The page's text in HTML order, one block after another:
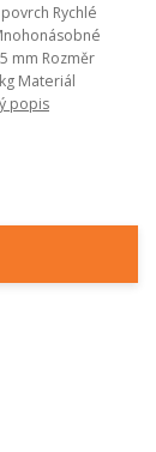
Rychlé
mm Rozměr
Materiál
popis